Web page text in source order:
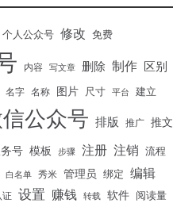
个人公众号 修改 免费
内容 写文章 删除 制作 区别
名字 名称 图片 尺寸 平台 建立
公众号 排版 推广 推文
号 模板 步骤 注册 注销 流程
白名单 秀米 管理员 绑定 编辑
证 设置 赚钱 转载 软件 阅读量